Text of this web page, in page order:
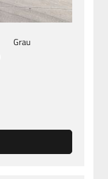
Grau